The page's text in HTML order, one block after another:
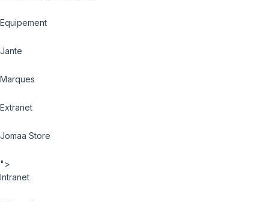
Equipement
Jante
Marques
Extranet
Jomaa Store
">
Intranet